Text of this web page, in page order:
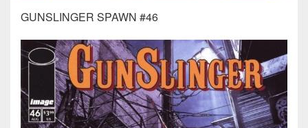
GUNSLINGER SPAWN #46